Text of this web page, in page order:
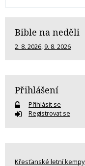
Bible na neděli
2. 8. 2026, 9. 8. 2026
Přihlášení
Přihlásit se
Registrovat se
Křesťanské letní kempy